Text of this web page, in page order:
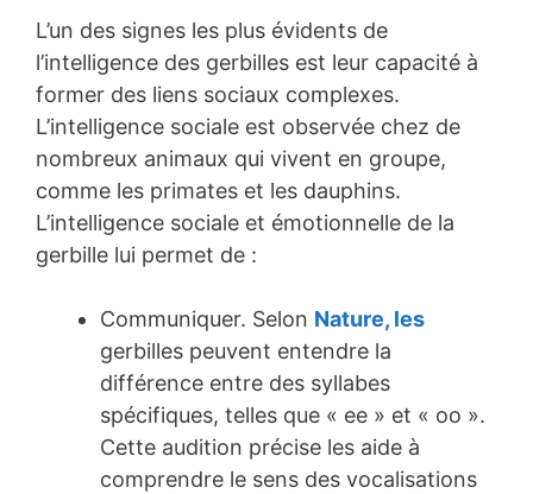
L’un des signes les plus évidents de
l’intelligence des gerbilles est leur capacité à
former des liens sociaux complexes.
L’intelligence sociale est observée chez de
nombreux animaux qui vivent en groupe,
comme les primates et les dauphins.
L’intelligence sociale et émotionnelle de la
gerbille lui permet de :
Communiquer. Selon Nature, les
gerbilles peuvent entendre la
différence entre des syllabes
spécifiques, telles que « ee » et « oo ».
Cette audition précise les aide à
comprendre le sens des vocalisations